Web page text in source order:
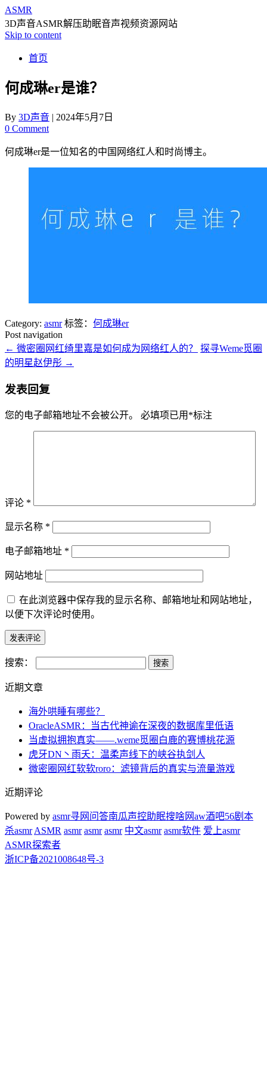
ASMR
3D声音ASMR解压助眠音声视频资源网站
Skip to content
首页
何成琳er是谁？
By 3D声音 | 2024年5月7日
0 Comment
何成琳er是一位知名的中国网络红人和时尚博主。
Category: asmr 标签： 何成琳er
Post navigation
← 微密圈网红绮里嘉是如何成为网络红人的？
探寻Weme觅圈
的明星赵伊彤 →
发表回复
您的电子邮箱地址不会被公开。 必填项已用 *标注
评论 *
显示名称 *
电子邮箱地址 *
网站地址
在此浏览器中保存我的显示名称、邮箱地址和网站地址，
以便下次评论时使用。
搜索：
近期文章
海外哄睡有哪些？
OracleASMR：当古代神谕在深夜的数据库里低语
当虚拟拥抱真实——.weme觅圈白鹿的赛博桃花源
虎牙DN丶雨夭：温柔声线下的峡谷执剑人
微密圈网红软软roro：滤镜背后的真实与流量游戏
近期评论
Powered by asmr寻网问答南瓜声控助眠搜啥网aw酒吧56剧本
杀asmr ASMR asmr asmr asmr 中文asmr asmr软件 爱上asmr
ASMR探索者
浙ICP备2021008648号-3